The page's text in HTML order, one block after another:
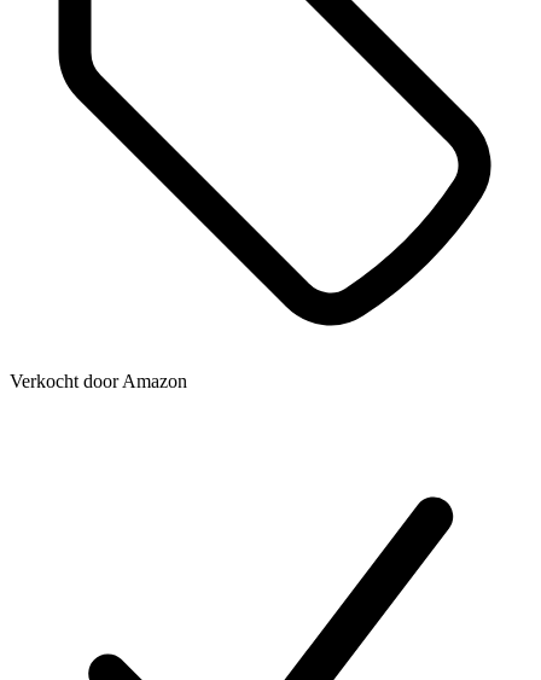
Verkocht doorAmazon